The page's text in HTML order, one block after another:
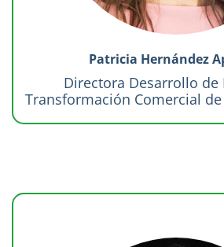
Patricia Hernández
Directora Desarrollo de
Transformación Comercial